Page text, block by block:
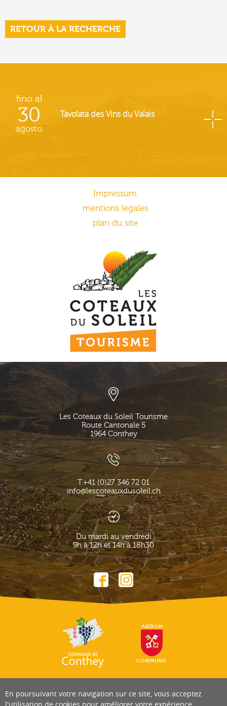
RETOUR À LA RECHERCHE
fino al
30
agosto
Tavolata des Vins du Valais
Impressum
mentions légales
plan du site
Les Coteaux du Soleil Tourisme
Route Cantonale 5
1964 Conthey
T.+41 (0)27 346 72 01
info@lescoteauxdusoleil.ch
Du mardi au vendredi
9h à 12h et 14h à 18h30
En poursuivant votre navigation sur ce site, vous acceptez